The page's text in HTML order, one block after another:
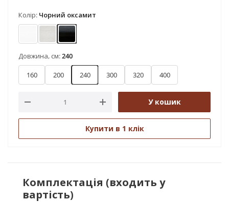
Колір: Чорний оксамит
Арктіс Сталь Чорний оксамит
Довжина, см:240
160 200 240 300 320 400
У кошик
Купити в 1 клік
Комплектація (входить у
вартість)